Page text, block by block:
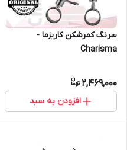
سرنگ کمرشکن کاریزما -
Charisma
2,469,000
افزودن به سبد